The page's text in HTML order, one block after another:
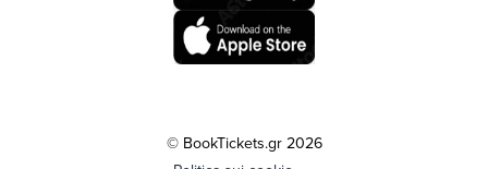
© BookTickets.gr 2026